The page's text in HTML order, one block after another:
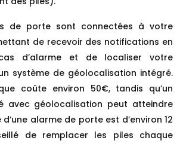
de porte sont connectées à votre
de recevoir des notifications en
d’alarme et de localiser votre
système de géolocalisation intégré.
coûte environ 50€, tandis qu’un
avec géolocalisation peut atteindre
d’une alarme de porte est d’environ 12
de remplacer les piles chaque